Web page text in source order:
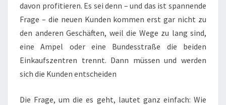
davon profitieren. Es sei denn – und das ist spannende
Frage – die neuen Kunden kommen erst gar nicht zu
den anderen Geschäften, weil die Wege zu lang sind,
eine Ampel oder eine Bundesstraße die beiden
Einkaufszentren trennt. Dann müssen und werden
sich die Kunden entscheiden
Die Frage, um die es geht, lautet ganz einfach: Wie